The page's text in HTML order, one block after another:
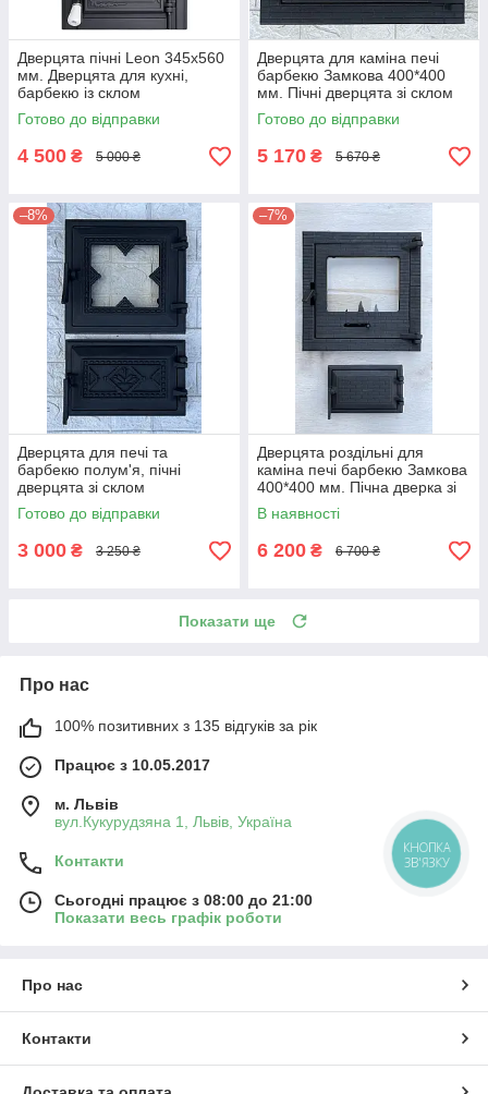
Дверцята пічні Leon 345х560
мм. Дверцята для кухні,
барбекю із склом
Готово до відправки
4 500 ₴ 5 000 ₴
Дверцята для каміна печі
барбекю Замкова 400*400
мм. Пічні дверцята зі склом
Готово до відправки
5 170 ₴ 5 670 ₴
–8%
Дверцята для печі та
барбекю полум'я, пічні
дверцята зі склом
Готово до відправки
3 000 ₴ 3 250 ₴
–7%
Дверцята роздільні для
каміна печі барбекю Замкова
400*400 мм. Пічна дверка зі
склом
В наявності
6 200 ₴ 6 700 ₴
Показати ще
Про нас
100% позитивних з 135 відгуків за рік
Працює з 10.05.2017
м. Львів
вул.Кукурудзяна 1, Львів, Україна
Контакти
Сьогодні працює з 08:00 до 21:00
Показати весь графік роботи
Про нас
Контакти
КНОПКА
ЗВ'ЯЗКУ